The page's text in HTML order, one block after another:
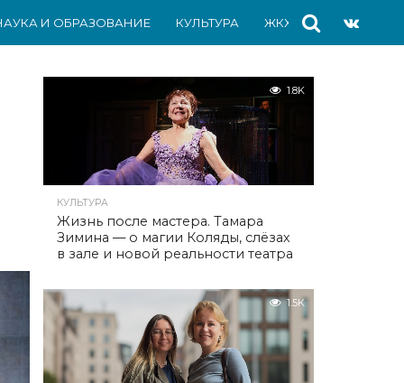
И ОБРАЗОВАНИЕ КУЛЬТУРА ЖКХ СПОРТ
1.8K
КУЛЬТУРА
Жизнь после мастера. Тамара
Зимина — о магии Коляды, слёзах
в зале и новой реальности театра
1.5K